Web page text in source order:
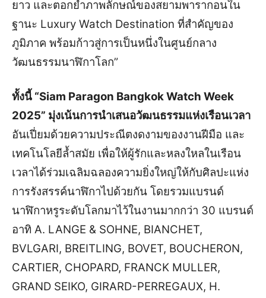
ยาว และตอกย้ำภาพลักษณ์ของสยามพารากอนใน
ฐานะ Luxury Watch Destination ที่สำคัญของ
ภูมิภาค พร้อมก้าวสู่การเป็นหนึ่งในศูนย์กลาง
วัฒนธรรมนาฬิกาโลก”
ทั้งนี้ “Siam Paragon Bangkok Watch Week
2025” มุ่งเน้นการนำเสนอวัฒนธรรมแห่งเรือนเวลา
อันเปี่ยมด้วยความประณีตงดงามของงานฝีมือ และ
เทคโนโลยีล้ำสมัย เพื่อให้ผู้รักและหลงใหลในเรือน
เวลาได้ร่วมเฉลิมฉลองความยิ่งใหญ่ให้กับศิลปะแห่ง
การรังสรรค์นาฬิกาไปด้วยกัน โดยรวมแบรนด์
นาฬิกาหรูระดับโลกมาไว้ในงานมากกว่า 30 แบรนด์
อาทิ A. LANGE & SOHNE, BIANCHET,
BVLGARI, BREITLING, BOVET, BOUCHERON,
CARTIER, CHOPARD, FRANCK MULLER,
GRAND SEIKO, GIRARD-PERREGAUX, H.